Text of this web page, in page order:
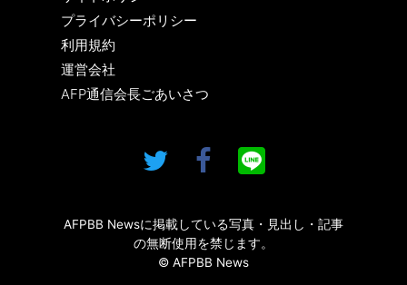
プライバシーポリシー
利用規約
運営会社
AFP通信会長ごあいさつ
AFPBB Newsに掲載している写真・見出し・記事
の無断使用を禁じます。
© AFPBB News